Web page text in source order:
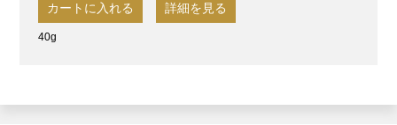
カートに入れる 詳細を見る
40g